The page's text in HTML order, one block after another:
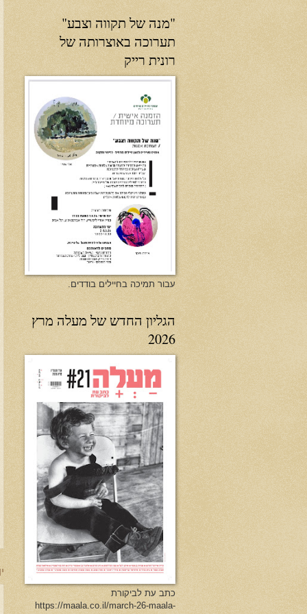
"מנה של תקווה וצבע"
תערוכה באוצרותה של
רונית רייק
עבור תמיכה בחיילים בודדים.
הגליון החדש של מעלה מרץ
2026
כתב עת לביקורת
https://maala.co.il/march-26-maala-